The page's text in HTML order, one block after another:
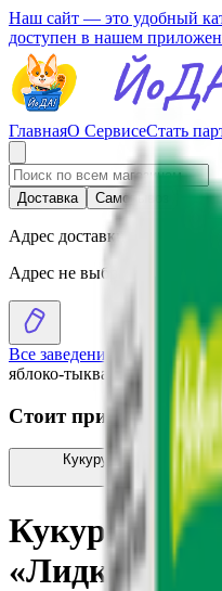
Наш сайт — это удобный
доступен в нашем
ГлавнаяО СервисеСтать
Доставка Самовывоз
Адрес доставки
Адрес не выбран
Все заведения Каталог›
яблоко-тыква
Стоит присмотреться
Кукурузные палочки
Кукурузные
«Лидкон»